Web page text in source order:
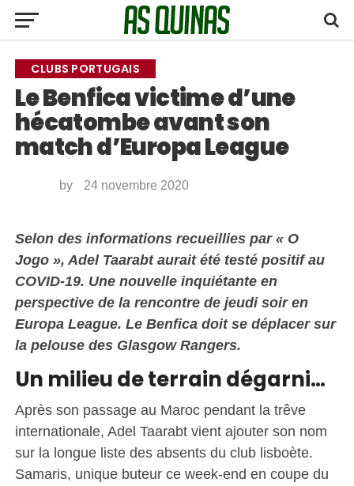
CLUBS PORTUGAIS
Le Benfica victime d’une
hécatombe avant son
match d’Europa League
by 24 novembre 2020
Selon des informations recueillies par « O
Jogo », Adel Taarabt aurait été testé positif au
COVID-19. Une nouvelle inquiétante en
perspective de la rencontre de jeudi soir en
Europa League. Le Benfica doit se déplacer sur
la pelouse des Glasgow Rangers.
Un milieu de terrain dégarni…
Après son passage au Maroc pendant la trêve
internationale, Adel Taarabt vient ajouter son nom
sur la longue liste des absents du club lisboète.
Samaris, unique buteur ce week-end en coupe du